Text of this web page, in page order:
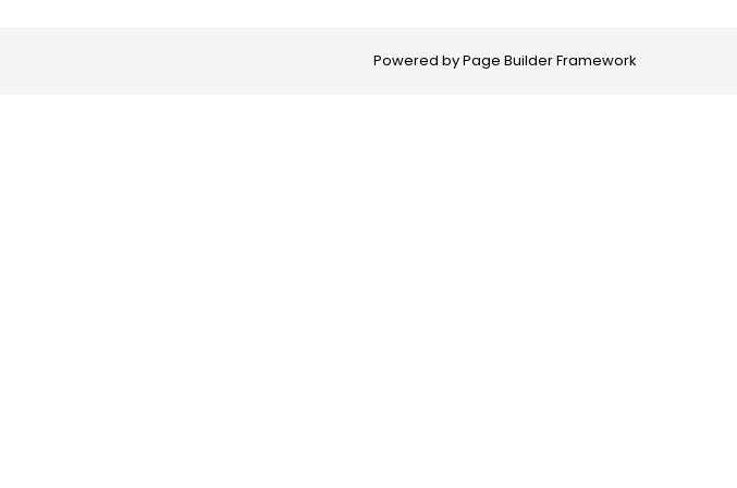
Powered byPage Builder Framework